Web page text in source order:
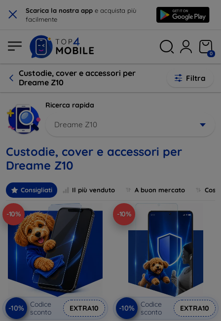
× Scarica la nostra app e acquista più
facilmente
0
Custodie, cover e accessori per
Dreame Z10
Filtra
Ricerca rapida
Dreame Z10
Custodie, cover e accessori per
Dreame Z10
Consigliati Il più venduto A buon mercato
-10%
-10%
Codice
sconto
EXTRA10
-10%
-10%
Codice
sconto
EXTRA10